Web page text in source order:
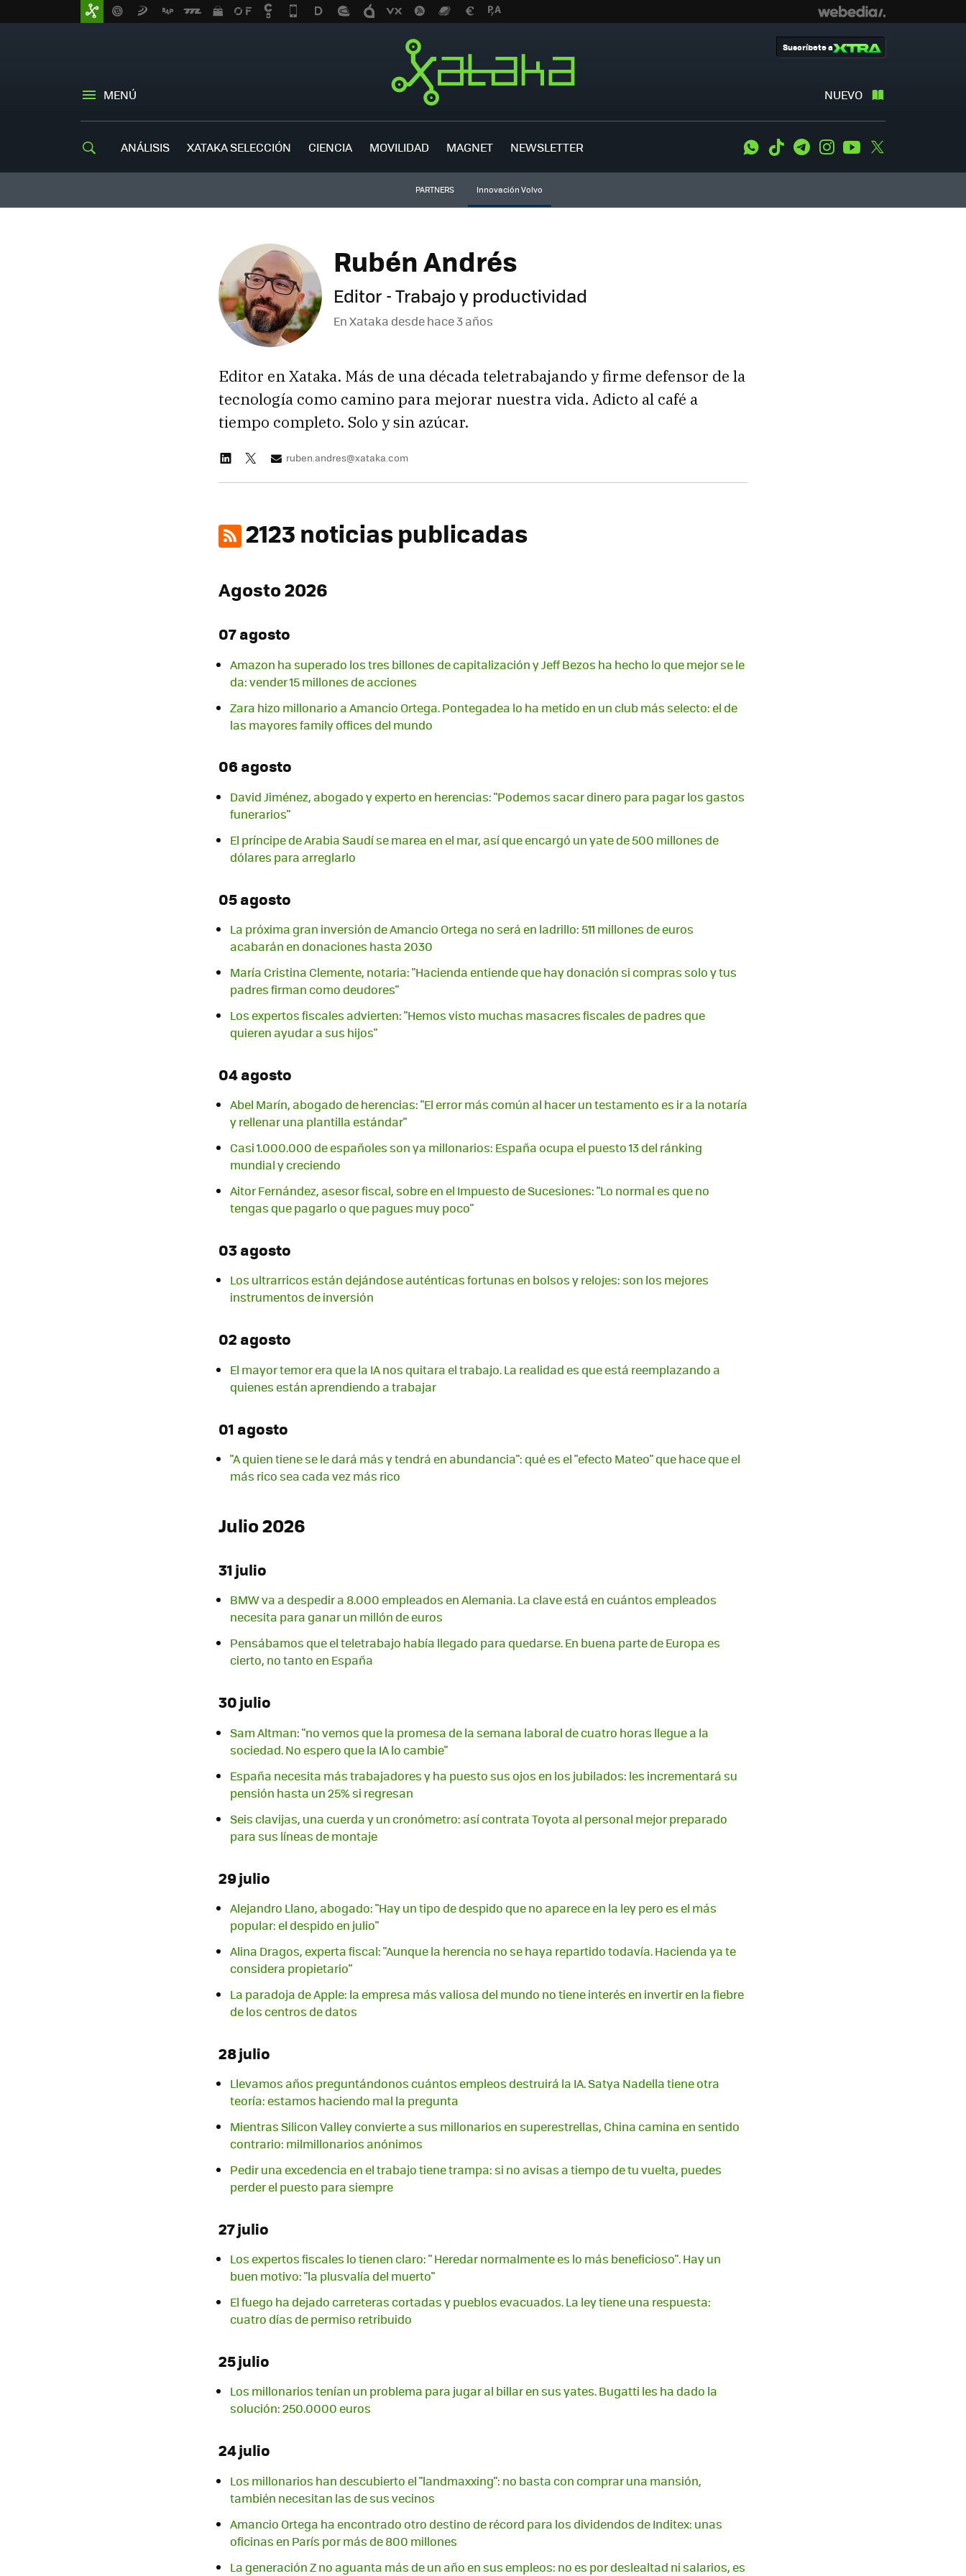
MENÚ NUEVO
Suscríbete a
ANÁLISIS XATAKA SELECCIÓN CIENCIA MOVILIDAD MAGNET NEWSLETTER WhatsApp
Tiktok TelegramInstagramYoutube
PARTNERS Innovación Volvo
Rubén Andrés
Editor - Trabajo y productividad
En Xataka desdehace 3 años
Editor en Xataka. Más de una década teletrabajando y firme defensor de la
tecnología como camino para mejorar nuestra vida. Adicto al café a
tiempo completo. Solo y sin azúcar.
ruben.andres@xataka.com
2123 noticias publicadas
Agosto 2026
07 agosto
Amazon ha superado los tres billones de capitalización y Jeff Bezos ha hecho lo que mejor se le
da: vender 15 millones de acciones
Zara hizo millonario a Amancio Ortega. Pontegadea lo ha metido en un club más selecto: el de
las mayores family offices del mundo
06 agosto
David Jiménez, abogado y experto en herencias: "Podemos sacar dinero para pagar los gastos
funerarios"
El príncipe de Arabia Saudí se marea en el mar, así que encargó un yate de 500 millones de
dólares para arreglarlo
05 agosto
La próxima gran inversión de Amancio Ortega no será en ladrillo: 511 millones de euros
acabarán en donaciones hasta 2030
María Cristina Clemente, notaria: "Hacienda entiende que hay donación si compras solo y tus
padres firman como deudores"
Los expertos fiscales advierten: "Hemos visto muchas masacres fiscales de padres que
quieren ayudar a sus hijos"
04 agosto
Abel Marín, abogado de herencias: "El error más común al hacer un testamento es ir a la notaría
y rellenar una plantilla estándar"
Casi 1.000.000 de españoles son ya millonarios: España ocupa el puesto 13 del ránking
mundial y creciendo
Aitor Fernández, asesor fiscal, sobre en el Impuesto de Sucesiones: "Lo normal es que no
tengas que pagarlo o que pagues muy poco"
03 agosto
Los ultrarricos están dejándose auténticas fortunas en bolsos y relojes: son los mejores
instrumentos de inversión
02 agosto
El mayor temor era que la IA nos quitara el trabajo. La realidad es que está reemplazando a
quienes están aprendiendo a trabajar
01 agosto
"A quien tiene se le dará más y tendrá en abundancia": qué es el "efecto Mateo" que hace que el
más rico sea cada vez más rico
Julio 2026
31 julio
BMW va a despedir a 8.000 empleados en Alemania. La clave está en cuántos empleados
necesita para ganar un millón de euros
Pensábamos que el teletrabajo había llegado para quedarse. En buena parte de Europa es
cierto, no tanto en España
30 julio
Sam Altman: "no vemos que la promesa de la semana laboral de cuatro horas llegue a la
sociedad. No espero que la IA lo cambie"
España necesita más trabajadores y ha puesto sus ojos en los jubilados: les incrementará su
pensión hasta un 25% si regresan
Seis clavijas, una cuerda y un cronómetro: así contrata Toyota al personal mejor preparado
para sus líneas de montaje
29 julio
Alejandro Llano, abogado: "Hay un tipo de despido que no aparece en la ley pero es el más
popular: el despido en julio"
Alina Dragos, experta fiscal: "Aunque la herencia no se haya repartido todavía. Hacienda ya te
considera propietario"
La paradoja de Apple: la empresa más valiosa del mundo no tiene interés en invertir en la fiebre
de los centros de datos
28 julio
Llevamos años preguntándonos cuántos empleos destruirá la IA. Satya Nadella tiene otra
teoría: estamos haciendo mal la pregunta
Mientras Silicon Valley convierte a sus millonarios en superestrellas, China camina en sentido
contrario: milmillonarios anónimos
Pedir una excedencia en el trabajo tiene trampa: si no avisas a tiempo de tu vuelta, puedes
perder el puesto para siempre
27 julio
Los expertos fiscales lo tienen claro: " Heredar normalmente es lo más beneficioso". Hay un
buen motivo: "la plusvalía del muerto"
El fuego ha dejado carreteras cortadas y pueblos evacuados. La ley tiene una respuesta:
cuatro días de permiso retribuido
25 julio
Los millonarios tenían un problema para jugar al billar en sus yates. Bugatti les ha dado la
solución: 250.0000 euros
24 julio
Los millonarios han descubierto el "landmaxxing": no basta con comprar una mansión,
también necesitan las de sus vecinos
Amancio Ortega ha encontrado otro destino de récord para los dividendos de Inditex: unas
oficinas en París por más de 800 millones
La generación Z no aguanta más de un año en sus empleos: no es por deslealtad ni salarios, es